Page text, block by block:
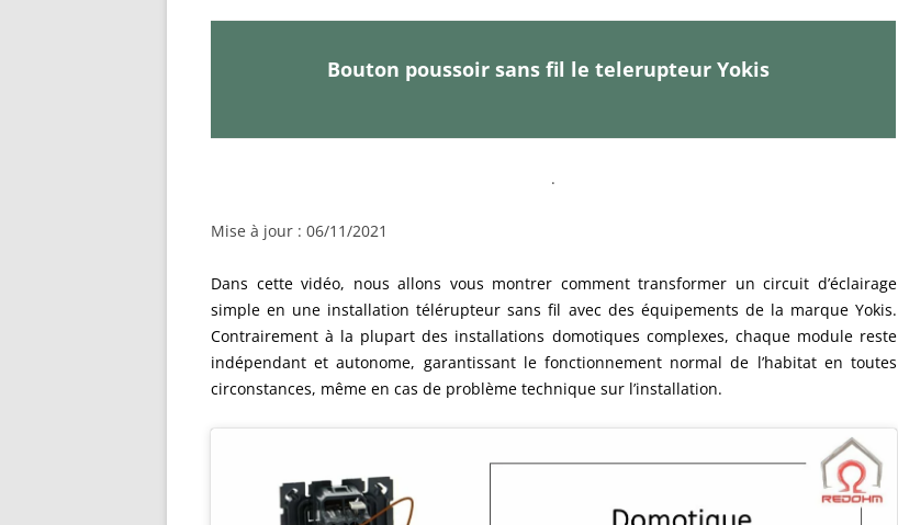
Bouton poussoir sans fil le telerupteur Yokis
.
Mise à jour : 06/11/2021
Dans cette vidéo, nous allons vous montrer comment transformer un circuit d’éclairage
simple en une installation télérupteur sans fil avec des équipements de la marque Yokis.
Contrairement à la plupart des installations domotiques complexes, chaque module reste
indépendant et autonome, garantissant le fonctionnement normal de l’habitat en toutes
circonstances, même en cas de problème technique sur l’installation.